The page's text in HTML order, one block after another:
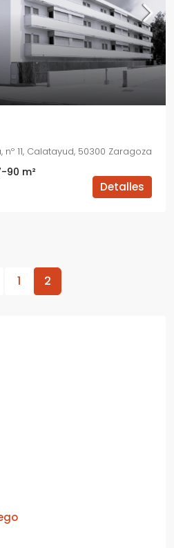
11, Calatayud, 50300 Zaragoza
90 m²
Detalles
1 2